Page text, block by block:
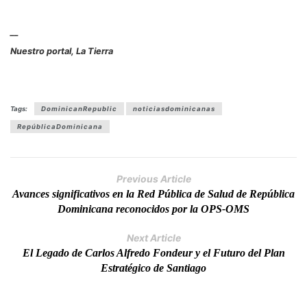
Nuestro portal, La Tierra
Tags: DominicanRepublic noticiasdominicanas
RepúblicaDominicana
Previous Article
Avances significativos en la Red Pública de Salud de República
Dominicana reconocidos por la OPS-OMS
Next Article
El Legado de Carlos Alfredo Fondeur y el Futuro del Plan
Estratégico de Santiago